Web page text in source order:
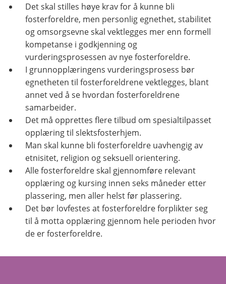
Det skal stilles høye krav for å kunne bli
fosterforeldre, men personlig egnethet, stabilitet
og omsorgsevne skal vektlegges mer enn formell
kompetanse i godkjenning og
vurderingsprosessen av nye fosterforeldre.
I grunnopplæringens vurderingsprosess bør
egnetheten til fosterforeldrene vektlegges, blant
annet ved å se hvordan fosterforeldrene
samarbeider.
Det må opprettes flere tilbud om spesialtilpasset
opplæring til slektsfosterhjem.
Man skal kunne bli fosterforeldre uavhengig av
etnisitet, religion og seksuell orientering.
Alle fosterforeldre skal gjennomføre relevant
opplæring og kursing innen seks måneder etter
plassering, men aller helst før plassering.
Det bør lovfestes at fosterforeldre forplikter seg
til å motta opplæring gjennom hele perioden hvor
de er fosterforeldre.